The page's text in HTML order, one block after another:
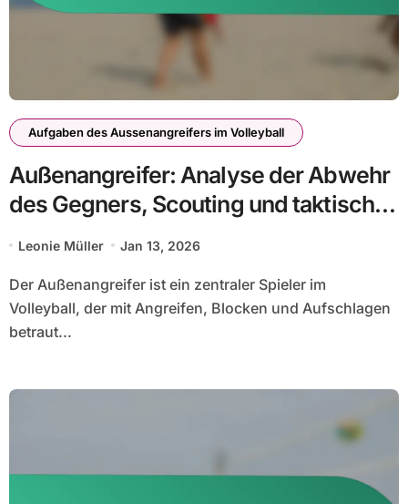
Aufgaben des Aussenangreifers im Volleyball
Außenangreifer: Analyse der Abwehr
des Gegners, Scouting und taktische
Leonie Müller Jan 13, 2026
Der Außenangreifer ist ein zentraler Spieler im
Volleyball, der mit Angreifen, Blocken und Aufschlagen
betraut...